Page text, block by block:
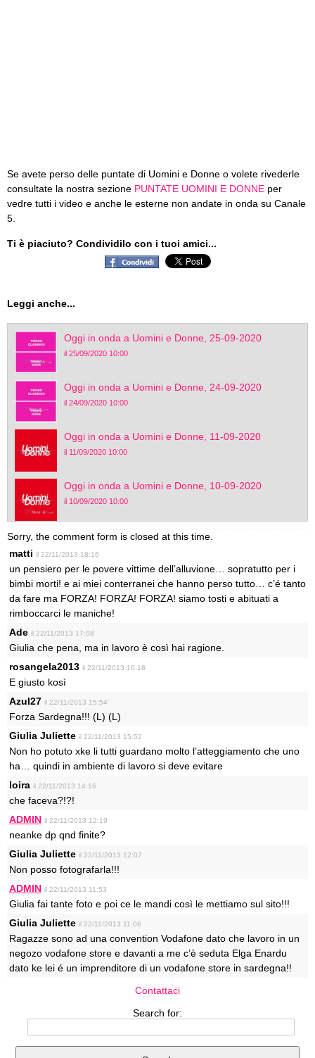
Se avete perso delle puntate di Uomini e Donne o volete rivederle
consultate la nostra sezione PUNTATE UOMINI E DONNE per
vedre tutti i video e anche le esterne non andate in onda su Canale
5.
Ti è piaciuto? Condividilo con i tuoi amici...
Leggi anche...
Oggi in onda a Uomini e Donne, 25-09-2020
il 25/09/2020 10:00
Oggi in onda a Uomini e Donne, 24-09-2020
il 24/09/2020 10:00
Oggi in onda a Uomini e Donne, 11-09-2020
il 11/09/2020 10:00
Oggi in onda a Uomini e Donne, 10-09-2020
il 10/09/2020 10:00
Sorry, the comment form is closed at this time.
matti il 22/11/2013 18:16
un pensiero per le povere vittime dell’alluvione… sopratutto per i
bimbi morti! e ai miei conterranei che hanno perso tutto… c’é tanto
da fare ma FORZA! FORZA! FORZA! siamo tosti e abituati a
rimboccarci le maniche!
Ade il 22/11/2013 17:08
Giulia che pena, ma in lavoro è così hai ragione.
rosangela2013 il 22/11/2013 16:18
E giusto kosì
Azul27 il 22/11/2013 15:54
Forza Sardegna!!! (L) (L)
Giulia Juliette il 22/11/2013 15:52
Non ho potuto xke li tutti guardano molto l’atteggiamento che uno
ha… quindi in ambiente di lavoro si deve evitare
loira il 22/11/2013 14:16
che faceva?!?!
ADMIN il 22/11/2013 12:19
neanke dp qnd finite?
Giulia Juliette il 22/11/2013 12:07
Non posso fotografarla!!!
ADMIN il 22/11/2013 11:53
Giulia fai tante foto e poi ce le mandi così le mettiamo sul sito!!!
Giulia Juliette il 22/11/2013 11:06
Ragazze sono ad una convention Vodafone dato che lavoro in un
negozo vodafone store e davanti a me c’è seduta Elga Enardu
dato ke lei é un imprenditore di un vodafone store in sardegna!!
Contattaci
Search for: